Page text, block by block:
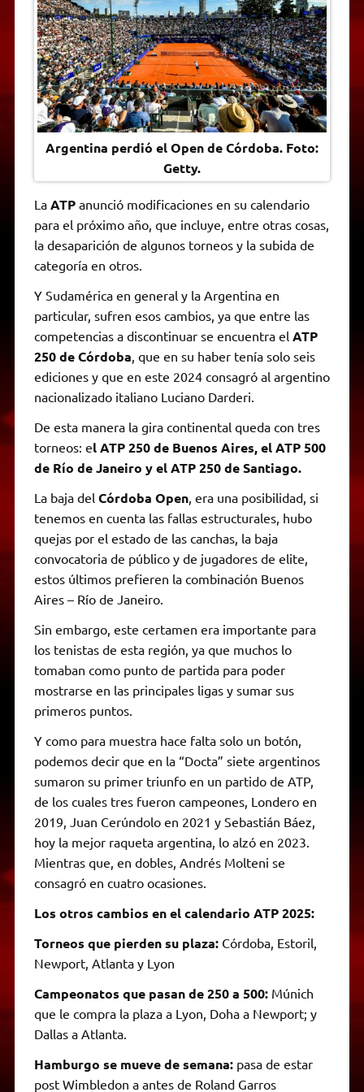
A
p
p
r
a
m
e
r
o
o
k
n
g
e
r
i
n
k
F
r
i
e
n
d
l
y
Argentina perdió el Open de Córdoba. Foto:
Getty.
LaATPanunció modificaciones en su calendario
para el próximo año, que incluye, entre otras cosas,
la desaparición de algunos torneos y la subida de
categoría en otros.
Y Sudamérica en general y la Argentina en
particular, sufren esos cambios, ya que entre las
competencias a discontinuar se encuentra el ATP
250 de Córdoba, que en su haber tenía solo seis
ediciones y que en este 2024 consagró al argentino
nacionalizado italiano Luciano Darderi.
De esta manera la gira continental queda con tres
torneos: el ATP 250 de Buenos Aires, el ATP 500
de Río de Janeiro y el ATP 250 de Santiago.
La baja del Córdoba Open, era una posibilidad, si
tenemos en cuenta las fallas estructurales, hubo
quejas por el estado de las canchas, la baja
convocatoria de público y de jugadores de elite,
estos últimos prefieren la combinación Buenos
Aires – Río de Janeiro.
Sin embargo, este certamen era importante para
los tenistas de esta región, ya que muchos lo
tomaban como punto de partida para poder
mostrarse en las principales ligas y sumar sus
primeros puntos.
Y como para muestra hace falta solo un botón,
podemos decir que en la “Docta” siete argentinos
sumaron su primer triunfo en un partido de ATP,
de los cuales tres fueron campeones, Londero en
2019, Juan Cerúndolo en 2021 y Sebastián Báez,
hoy la mejor raqueta argentina, lo alzó en 2023.
Mientras que, en dobles, Andrés Molteni se
consagró en cuatro ocasiones.
Los otros cambios en el calendario ATP 2025:
Torneos que pierden su plaza:Córdoba, Estoril,
Newport, Atlanta y Lyon
Campeonatos que pasan de 250 a 500:Múnich
que le compra la plaza a Lyon, Doha a Newport; y
Dallas a Atlanta.
Hamburgo se mueve de semana:pasa de estar
post Wimbledon a antes de Roland Garros